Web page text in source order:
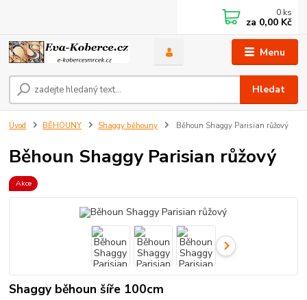
Menu
Hledat
0 ks
za 0,00 Kč
Úvod BĚHOUNY Shaggy běhouny Běhoun Shaggy Parisian růžový
Běhoun Shaggy Parisian růžový
Akce
Shaggy běhoun šíře 100cm